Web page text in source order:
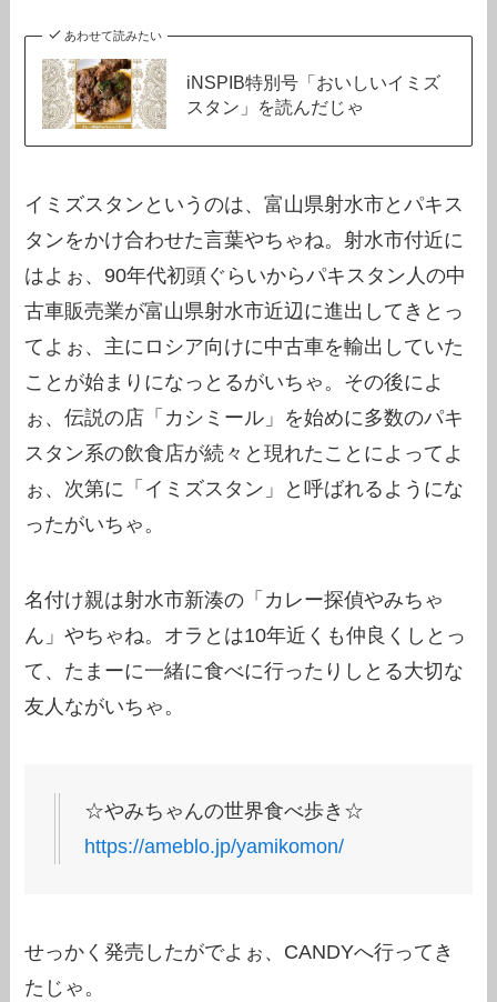
あわせて読みたい
iNSPIB特別号「おいしいイミズ
スタン」を読んだじゃ
イミズスタンというのは、富山県射水市とパキス
タンをかけ合わせた言葉やちゃね。射水市付近に
はよぉ、90年代初頭ぐらいからパキスタン人の中
古車販売業が富山県射水市近辺に進出してきとっ
てよぉ、主にロシア向けに中古車を輸出していた
ことが始まりになっとるがいちゃ。その後によ
ぉ、伝説の店「カシミール」を始めに多数のパキ
スタン系の飲食店が続々と現れたことによってよ
ぉ、次第に「イミズスタン」と呼ばれるようにな
ったがいちゃ。
名付け親は射水市新湊の「カレー探偵やみちゃ
ん」やちゃね。オラとは10年近くも仲良くしとっ
て、たまーに一緒に食べに行ったりしとる大切な
友人ながいちゃ。
☆やみちゃんの世界食べ歩き☆
https://ameblo.jp/yamikomon/
せっかく発売したがでよぉ、CANDYへ行ってき
たじゃ。